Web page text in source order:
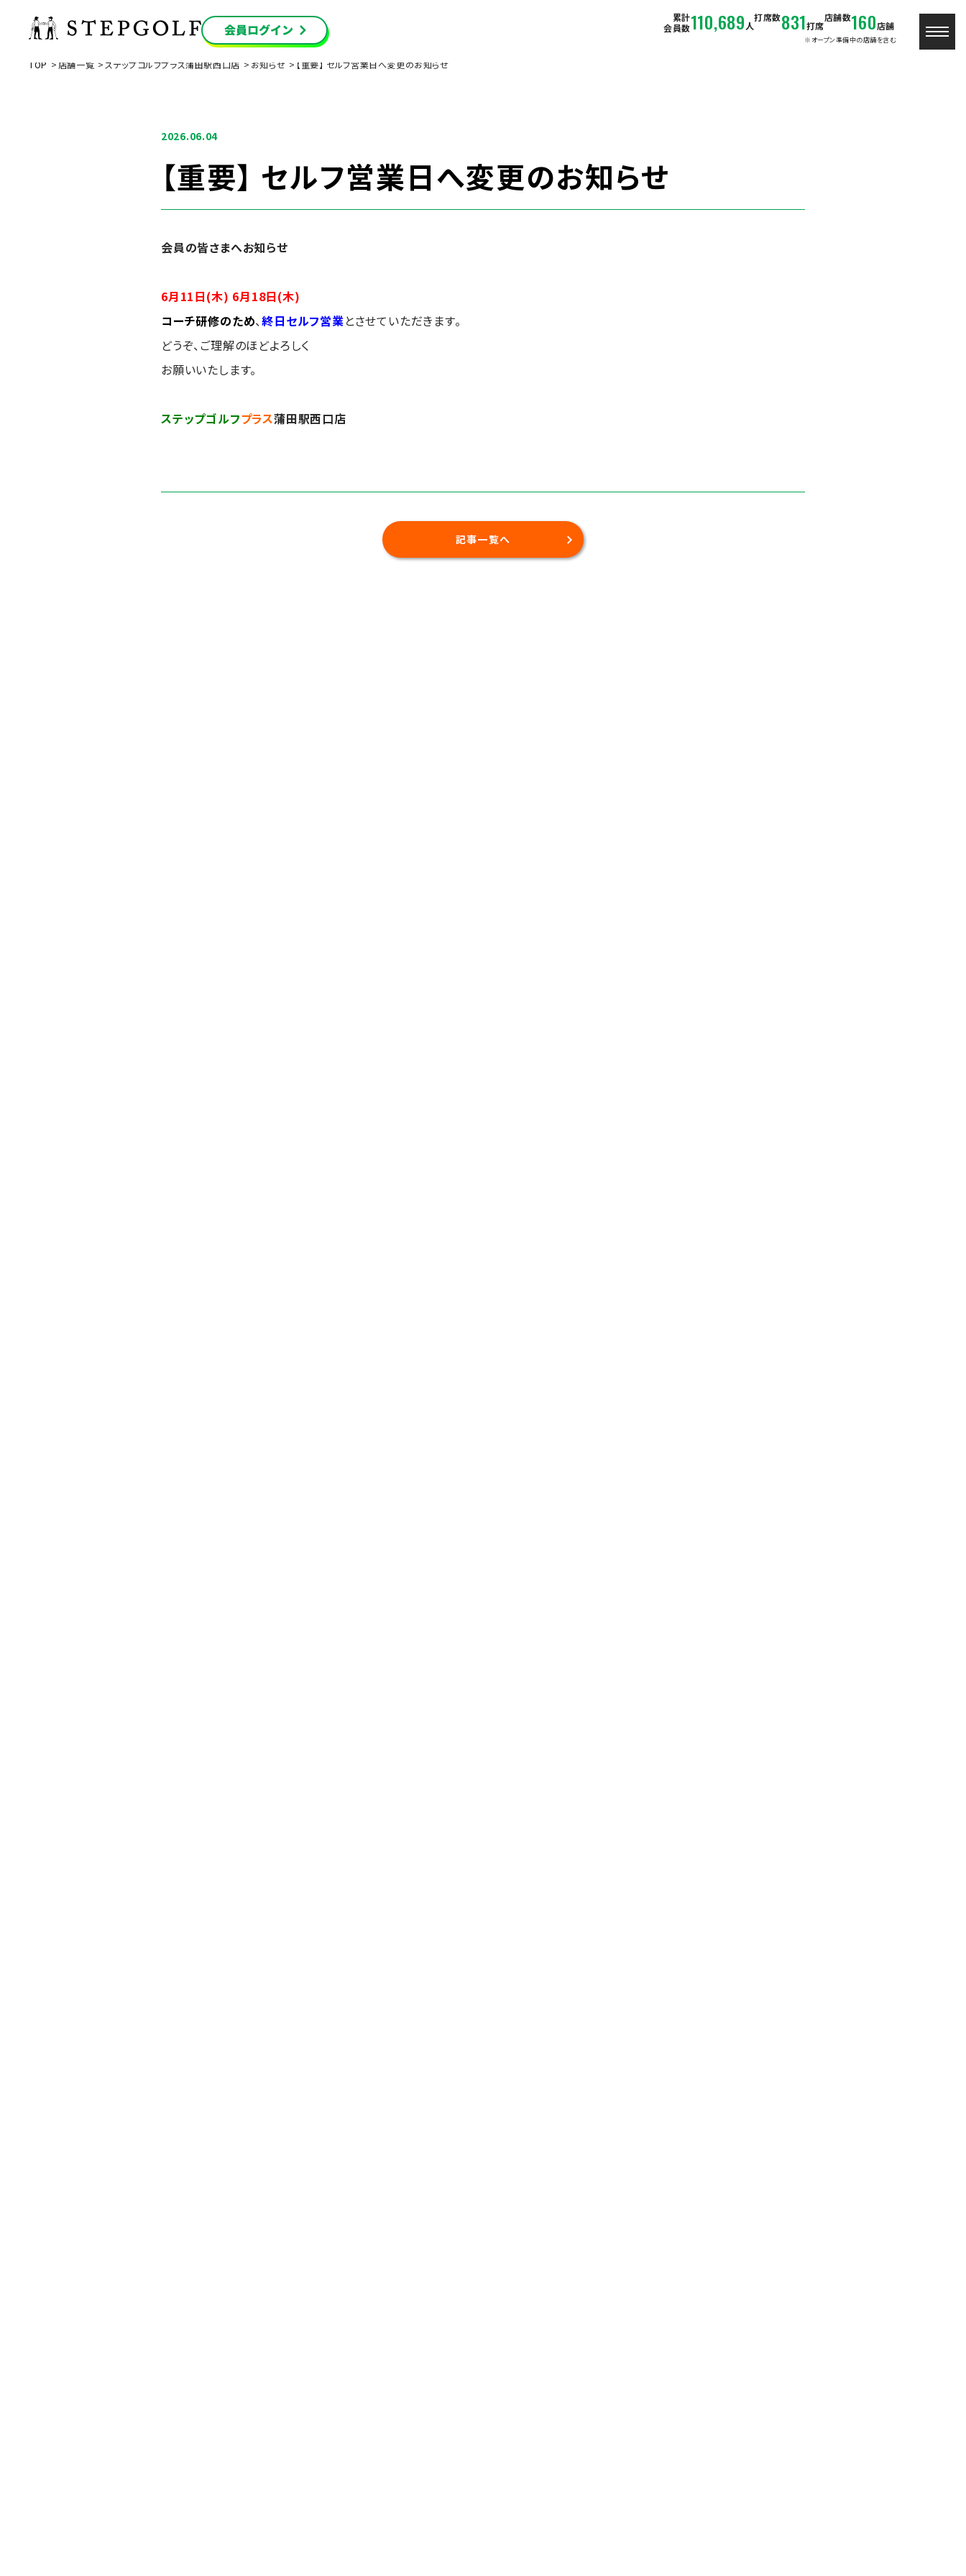
累計
会員数110,689 人
打席数831打席
店舗数160店舗
※オープン準備中の店舗を含む
TOP 店舗一覧 ステップゴルフプラス蒲田駅西口店 お知らせ 【重要】 セルフ営業日へ変更のお知らせ
2026.06.04
【重要】 セルフ営業日へ変更のお知らせ
会員の皆さまへお知らせ
6月11日(木) 6月18日(木)
コーチ研修のため、終日セルフ営業とさせていただきます。
どうぞ、ご理解のほどよろしく
お願いいたします。
ステップゴルフプラス蒲田駅西口店
記事一覧へ